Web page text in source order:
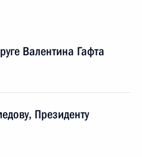
Валентина Гафта
Президенту